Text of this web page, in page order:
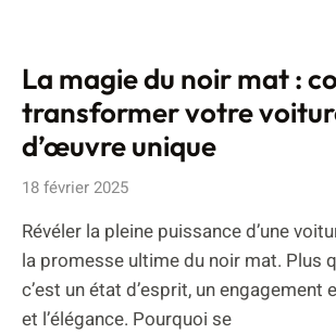
La magie du noir mat :
transformer votre
d’œuvre unique
18 février 2025
Révéler la pleine puissance d’une
la promesse ultime du noir mat. Plus
c’est un état d’esprit, un engagement
et l’élégance. Pourquoi se